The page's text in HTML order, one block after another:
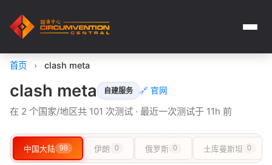
首页 › clash meta
clash meta 自建服务 🔗 官网
在 2 个国家/地区共 101 次测试 · 最近一次测试于 11h 前
中国大陆 98 伊朗 0 俄罗斯 0 土库曼斯坦 0